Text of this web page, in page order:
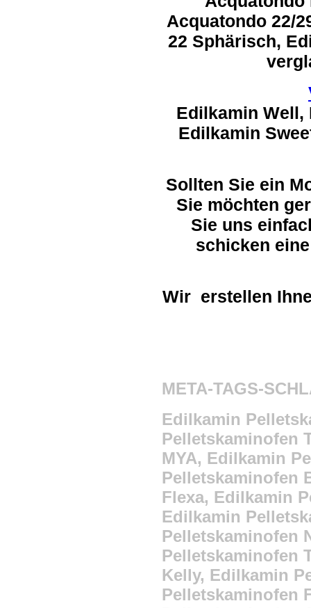
Acquatondo 22/
22 Sphärisch,
Edilkamin Well,
Edilkamin
Sollten Sie ein
Sie möchten
Sie uns
schicken
Wir erstellen
META-TAGS-
Edilkamin
Pelletskaminofen
MYA, Edilkamin
Pelletskaminofen
Flexa, Edilkamin
Edilkamin
Pelletskaminofen
Pelletskaminofen
Kelly, Edilkamin
Pelletskaminofen